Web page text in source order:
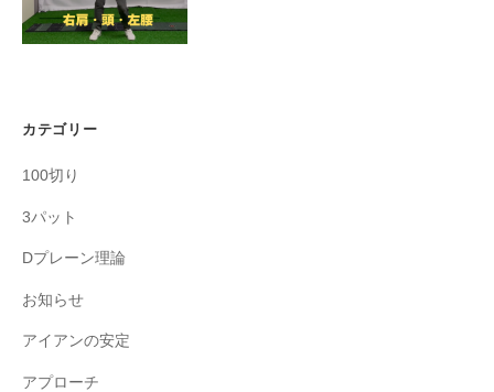
カテゴリー
100切り
3パット
Dプレーン理論
お知らせ
アイアンの安定
アプローチ